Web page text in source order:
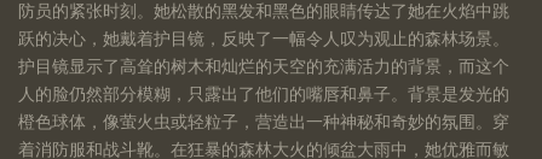
防员的紧张时刻。她松散的黑发和黑色的眼睛传达了她在火焰中跳
跃的决心，她戴着护目镜，反映了一幅令人叹为观止的森林场景。
护目镜显示了高耸的树木和灿烂的天空的充满活力的背景，而这个
人的脸仍然部分模糊，只露出了他们的嘴唇和鼻子。背景是发光的
橙色球体，像萤火虫或轻粒子，营造出一种神秘和奇妙的氛围。穿
着消防服和战斗靴。在狂暴的森林大火的倾盆大雨中，她优雅而敏